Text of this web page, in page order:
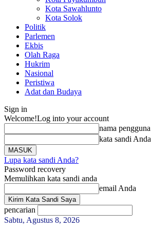
Kota Sawahlunto
Kota Solok
Politik
Parlemen
Ekbis
Olah Raga
Hukrim
Nasional
Peristiwa
Adat dan Budaya
Sign in
Welcome!Log into your account
nama pengguna
kata sandi Anda
Lupa kata sandi Anda?
Password recovery
Memulihkan kata sandi anda
email Anda
pencarian
Sabtu, Agustus 8, 2026